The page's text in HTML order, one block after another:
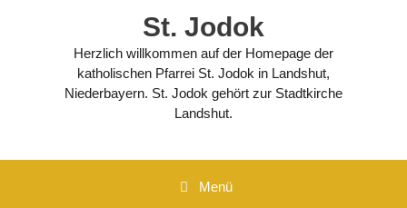
St. Jodok
Herzlich willkommen auf der Homepage der
katholischen Pfarrei St. Jodok in Landshut,
Niederbayern. St. Jodok gehört zur Stadtkirche
Landshut.
Menü